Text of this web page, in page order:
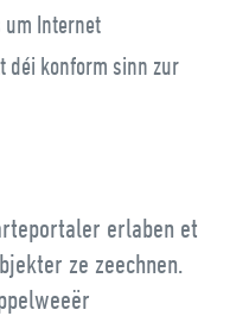
Internet
déi konform sinn zur
erlaben et
ze zeechnen.